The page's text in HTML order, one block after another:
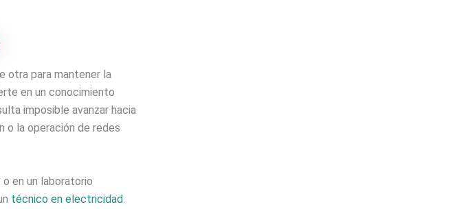
otra para mantener la
en un conocimiento
imposible avanzar hacia
o la operación de redes
en un laboratorio
técnico en electricidad